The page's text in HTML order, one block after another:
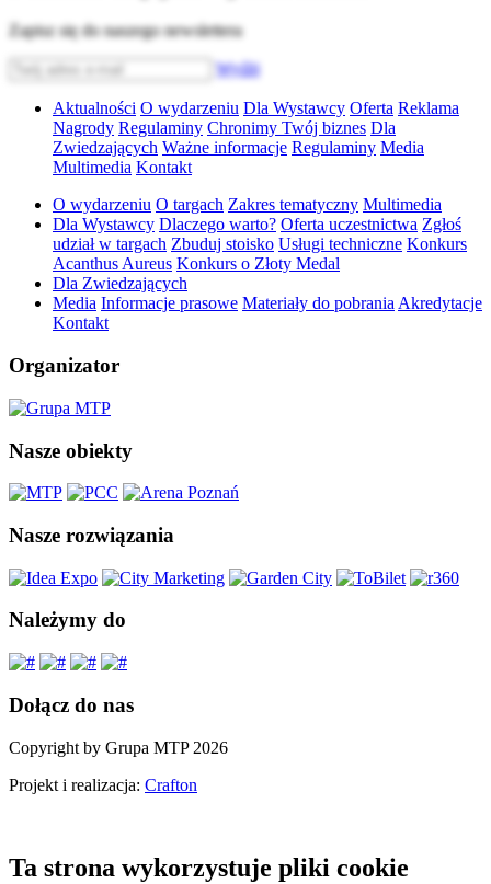
Zapisz się do naszego newslettera
Wyślij
Aktualności O wydarzeniu Dla Wystawcy Oferta Reklama
Nagrody Regulaminy Chronimy Twój biznes Dla
Zwiedzających Ważne informacje Regulaminy Media
Multimedia Kontakt
O wydarzeniu O targach Zakres tematyczny Multimedia
Dla Wystawcy Dlaczego warto? Oferta uczestnictwa Zgłoś
udział w targach Zbuduj stoisko Usługi techniczne Konkurs
Acanthus Aureus Konkurs o Złoty Medal
Dla Zwiedzających
Media Informacje prasowe Materiały do pobrania Akredytacje
Kontakt
Organizator
Nasze obiekty
Nasze rozwiązania
Należymy do
Dołącz do nas
Copyright by Grupa MTP 2026
Projekt i realizacja: Crafton
Ta strona wykorzystuje pliki cookie